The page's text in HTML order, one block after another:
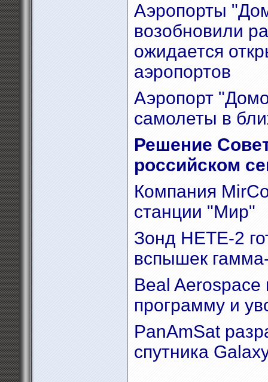
Аэропорты
возобновили
ожидается
аэропортов
Аэропорт
самолеты в
Решение
российском
Компания
станции "Мир"
Зонд HETE-2
вспышек
Beal Aerospace
программу и
PanAmSat
спутника